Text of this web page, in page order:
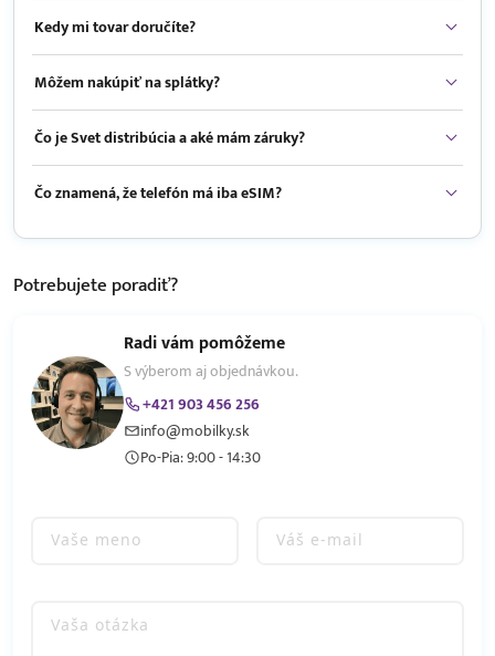
Kedy mi tovar doručíte?
Môžem nakúpiť na splátky?
Čo je Svet distribúcia a aké mám záruky?
Čo znamená, že telefón má iba eSIM?
Potrebujete poradiť?
Radi vám pomôžeme
S výberom aj objednávkou.
+421 903 456 256
info@mobilky.sk
Po-Pia: 9:00 - 14:30